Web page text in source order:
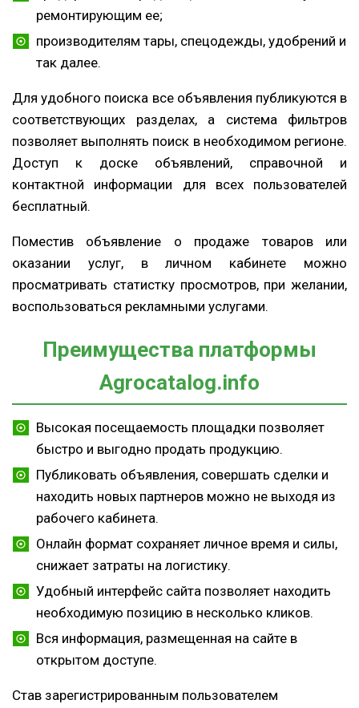
ремонтирующим ее;
производителям тары, спецодежды, удобрений и
так далее.
Для удобного поиска все объявления публикуются в
соответствующих разделах, а система фильтров
позволяет выполнять поиск в необходимом регионе.
Доступ к доске объявлений, справочной и
контактной информации для всех пользователей
бесплатный.
Поместив объявление о продаже товаров или
оказании услуг, в личном кабинете можно
просматривать статистку просмотров, при желании,
воспользоваться рекламными услугами.
Преимущества платформы
Agrocatalog.info
Высокая посещаемость площадки позволяет
быстро и выгодно продать продукцию.
Публиковать объявления, совершать сделки и
находить новых партнеров можно не выходя из
рабочего кабинета.
Онлайн формат сохраняет личное время и силы,
снижает затраты на логистику.
Удобный интерфейс сайта позволяет находить
необходимую позицию в несколько кликов.
Вся информация, размещенная на сайте в
открытом доступе.
Став зарегистрированным пользователем